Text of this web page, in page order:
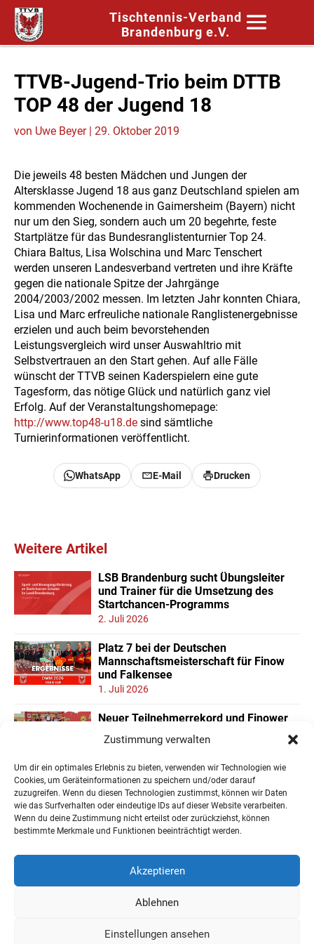
Zustimmung verwalten
Um dir ein optimales Erlebnis zu bieten, verwenden wir Technologien wie
Cookies, um Geräteinformationen zu speichern und/oder darauf
zuzugreifen. Wenn du diesen Technologien zustimmst, können wir Daten
wie das Surfverhalten oder eindeutige IDs auf dieser Website verarbeiten.
Wenn du deine Zustimmung nicht erteilst oder zurückziehst, können
bestimmte Merkmale und Funktionen beeinträchtigt werden.
Akzeptieren
Ablehnen
Einstellungen ansehen
Tischtennis-Verband
Brandenburg e.V.
TTVB-Jugend-Trio beim DTTB
TOP 48 der Jugend 18
von Uwe Beyer| 29. Oktober 2019
Die jeweils 48 besten Mädchen und Jungen der
Altersklasse Jugend 18 aus ganz Deutschland spielen am
kommenden Wochenende in Gaimersheim (Bayern) nicht
nur um den Sieg, sondern auch um 20 begehrte, feste
Startplätze für das Bundesranglistenturnier Top 24.
Chiara Baltus, Lisa Wolschina und Marc Tenschert
werden unseren Landesverband vertreten und ihre Kräfte
gegen die nationale Spitze der Jahrgänge
2004/2003/2002 messen. Im letzten Jahr konnten Chiara,
Lisa und Marc erfreuliche nationale Ranglistenergebnisse
erzielen und auch beim bevorstehenden
Leistungsvergleich wird unser Auswahltrio mit
Selbstvertrauen an den Start gehen. Auf alle Fälle
wünscht der TTVB seinen Kaderspielern eine gute
Tagesform, das nötige Glück und natürlich ganz viel
Erfolg. Auf der Veranstaltungshomepage:
http://www.top48-u18.de sind sämtliche
Turnierinformationen veröffentlicht.
WhatsApp E-Mail Drucken
Weitere Artikel
LSB Brandenburg sucht Übungsleiter
und Trainer für die Umsetzung des
Startchancen-Programms
2. Juli 2026
Platz 7 bei der Deutschen
Mannschaftsmeisterschaft für Finow
und Falkensee
1. Juli 2026
Neuer Teilnehmerrekord und Finower
Landesmannschaftspokal U11/13
« Ältere Einträge